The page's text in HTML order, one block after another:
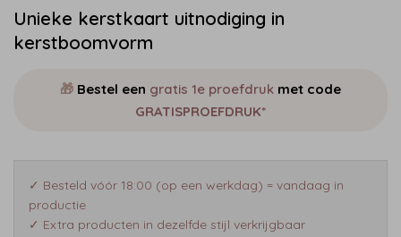
Unieke kerstkaart uitnodiging in
kerstboomvorm
🎁 Bestel een gratis 1e proefdruk met code
GRATISPROEFDRUK*
✓ Besteld vóór 18:00 (op een werkdag) = vandaag in
productie
✓ Extra producten in dezelfde stijl verkrijgbaar